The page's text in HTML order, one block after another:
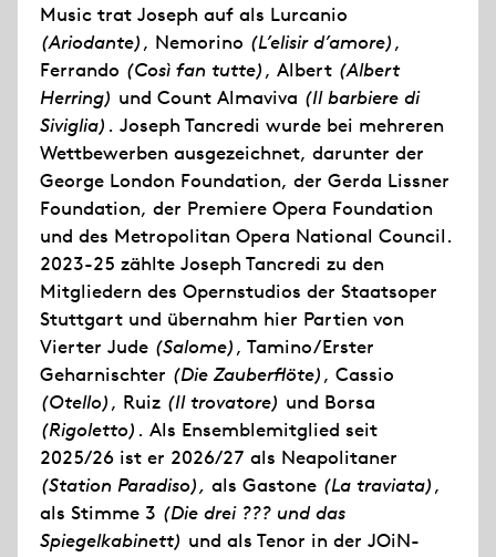
Music trat Joseph auf als Lurcanio
(Ariodante), Nemorino (L’elisir d’amore),
Ferrando (Così fan tutte), Albert (Albert
Herring) und Count Almaviva (Il barbiere di
Siviglia) . Joseph Tancredi wurde bei mehreren
Wettbewerben ausgezeichnet, darunter der
George London Foundation, der Gerda Lissner
Foundation, der Premiere Opera Foundation
und des Metropolitan Opera National Council.
2023-25 zählte Joseph Tancredi zu den
Mitgliedern des Opernstudios der Staatsoper
Stuttgart und übernahm hier Partien von
Vierter Jude (Salome), Tamino/Erster
Geharnischter (Die Zauberflöte), Cassio
(Otello), Ruiz (Il trovatore) und Borsa
(Rigoletto) . Als Ensemblemitglied seit
2025/26 ist er 2026/27 als Neapolitaner
(Station Paradiso), als Gastone (La traviata),
als Stimme 3 (Die drei ??? und das
Spiegelkabinett) und als Tenor in der JOiN-